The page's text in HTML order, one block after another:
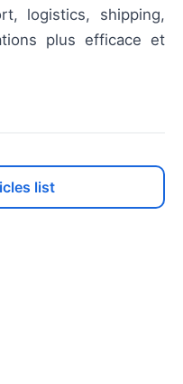
logistics, shipping,
plus efficace et
list